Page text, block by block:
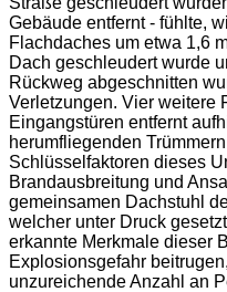
Gebäude entfernt - fühlte,
Flachdaches um etwa 1,6
Dach geschleudert wurde
Rückweg abgeschnitten
Verletzungen. Vier weitere
Eingangstüren entfernt
herumfliegenden
Schlüsselfaktoren dieses
Brandausbreitung und
gemeinsamen Dachstuhl
welcher unter Druck
erkannte Merkmale dieser
Explosionsgefahr
unzureichende Anzahl an